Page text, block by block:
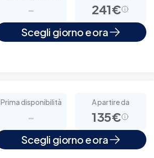
- 241€
Scegli giorno e ora
Prima disponibilità
-
A partire da
135€
Scegli giorno e ora